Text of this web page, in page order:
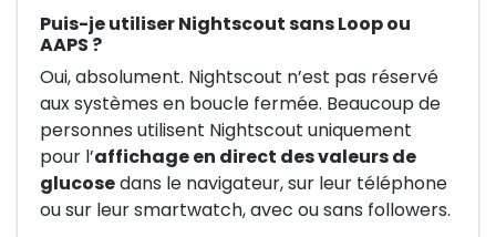
Puis-je utiliser Nightscout sans Loop ou
AAPS ?
Oui, absolument. Nightscout n’est pas réservé
aux systèmes en boucle fermée. Beaucoup de
personnes utilisent Nightscout uniquement
pour l’affichage en direct des valeurs de
glucosedans le navigateur, sur leur téléphone
ou sur leur smartwatch, avec ou sans followers.